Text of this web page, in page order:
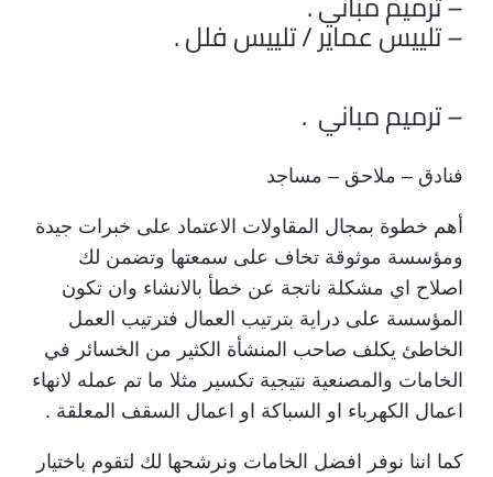
– تلييس عماير / تلييس فلل .
– ترميم مباني .
فنادق – ملاحق – مساجد
أهم خطوة بمجال المقاولات الاعتماد على خبرات جيدة
ومؤسسة موثوقة تخاف على سمعتها وتضمن لك
اصلاح اي مشكلة ناتجة عن خطأ بالانشاء وان تكون
المؤسسة على دراية بترتيب العمال فترتيب العمل
الخاطئ يكلف صاحب المنشأة الكثير من الخسائر في
الخامات والمصنعية نتيجية تكسير مثلا ما تم عمله لانهاء
اعمال الكهرباء او السباكة او اعمال السقف المعلقة .
كما اننا نوفر افضل الخامات ونرشحها لك لتقوم باختيار